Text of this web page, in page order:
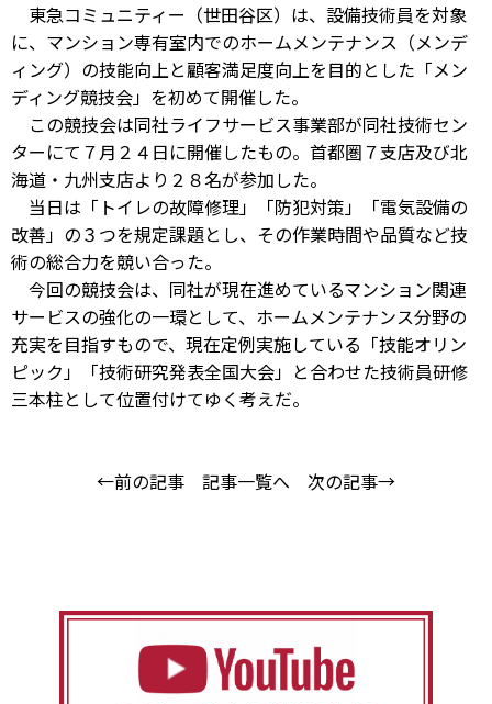
東急コミュニティー（世田谷区）は、設備技術員を対象
に、マンション専有室内でのホームメンテナンス（メンデ
ィング）の技能向上と顧客満足度向上を目的とした「メン
ディング競技会」を初めて開催した。
この競技会は同社ライフサービス事業部が同社技術セン
ターにて７月２４日に開催したもの。首都圏７支店及び北
海道・九州支店より２８名が参加した。
当日は「トイレの故障修理」「防犯対策」「電気設備の
改善」の３つを規定課題とし、その作業時間や品質など技
術の総合力を競い合った。
今回の競技会は、同社が現在進めているマンション関連
サービスの強化の一環として、ホームメンテナンス分野の
充実を目指すもので、現在定例実施している「技能オリン
ピック」「技術研究発表全国大会」と合わせた技術員研修
三本柱として位置付けてゆく考えだ。
←前の記事 記事一覧へ 次の記事→